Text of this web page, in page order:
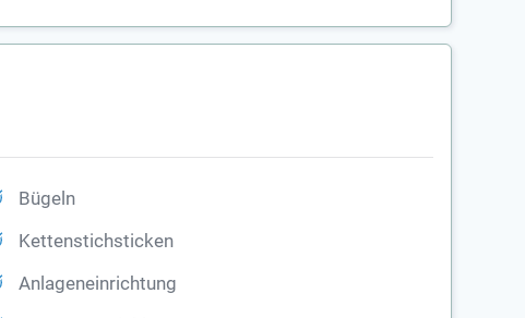
Bügeln
Kettenstichsticken
Anlageneinrichtung